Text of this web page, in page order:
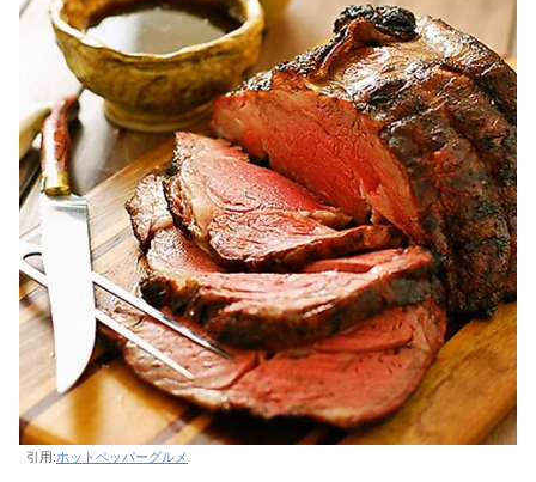
引用:ホットペッパーグルメ